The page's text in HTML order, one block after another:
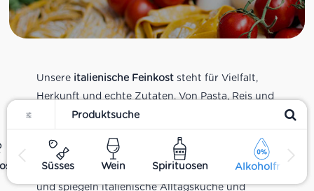
Süsses Wein Spirituosen Alkoholfrei
Unsere italienische Feinkoststeht für Vielfalt,
Herkunft und echte Zutaten. Von Pasta, Reis und
Tomatensaucen über Olivenöl, Antipasti und
Pesto bis zu Balsamico und Spezialitäten aus
verschiedenen Regionen Italiens. Alle Produkte
sind Teil unseres realen Supermarkt-Sortiments
und spiegeln italienische Alltagsküche und